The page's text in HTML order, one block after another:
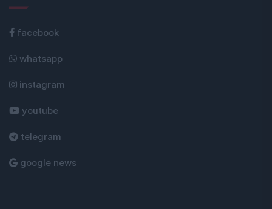
facebook
whatsapp
instagram
youtube
telegram
google news